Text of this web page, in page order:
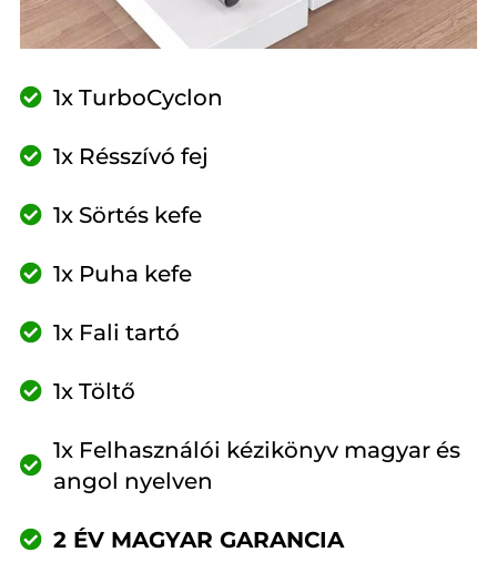
1x TurboCyclon
1x Résszívó fej
1x Sörtés kefe
1x Puha kefe
1x Fali tartó
1x Töltő
1x Felhasználói kézikönyv magyar és
angol nyelven
2 ÉV MAGYAR GARANCIA